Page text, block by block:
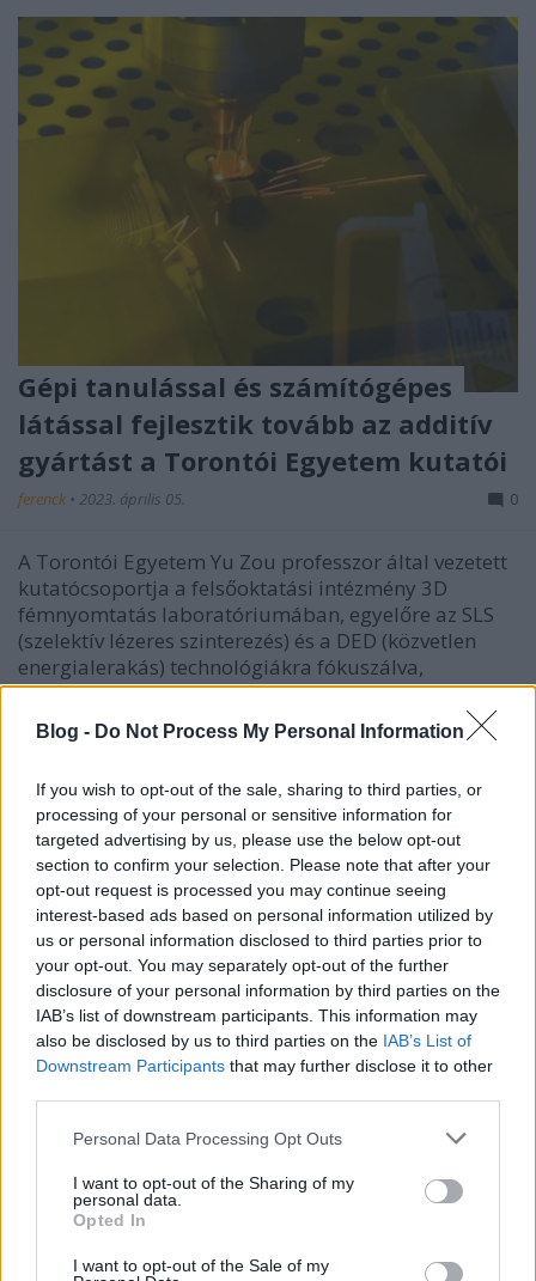
Blog - Do Not Process My Personal Information
If you wish to opt-out of the sale, sharing to third parties, or
processing of your personal or sensitive information for
targeted advertising by us, please use the below opt-out
section to confirm your selection. Please note that after your
opt-out request is processed you may continue seeing
interest-based ads based on personal information utilized by
us or personal information disclosed to third parties prior to
your opt-out. You may separately opt-out of the further
disclosure of your personal information by third parties on the
IAB’s list of downstream participants. This information may
also be disclosed by us to third parties on the IAB’s List of
Downstream Participants that may further disclose it to other
Please note that this website/app uses one or more Google
not limited to your visit or usage behaviour. You may click to
grant or deny consent to Google and its third-party tags to
use your data for below specified purposes in below Google
consent section.
Personal Data Processing Opt Outs
I want to opt-out of the Sharing of my
personal data.
Opted In
I want to opt-out of the Sale of my
Gépi tanulással és számítógépes
látással fejlesztik tovább az additív
gyártást a Torontói Egyetem kutatói
ferenck • 2023. április 05. 0
A Torontói Egyetem Yu Zou professzor által vezetett
kutatócsoportja a felsőoktatási intézmény 3D
fémnyomtatás laboratóriumában, egyelőre az SLS
(szelektív lézeres szinterezés) és a DED (közvetlen
energialerakás) technológiákra fókuszálva,
gőzerővel dolgozik az additív gyártás
továbbfejlesztésén. A…
Premier: fémnyomtató egy amerikai
hadihajón
•2022. november 10.